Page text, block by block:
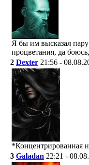
Я бы им высказал
процветания, да боюсь,
2 Dexter 21:56 -
*Концентрированная
3 Galadan 22:21 -